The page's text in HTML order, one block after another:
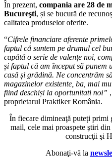
În prezent, compania are 28 de
Bucureşti, și se bucură de
calitatea produselor oferite.
“Cifrele financiare aferente
faptul că suntem pe drumul cel
capătă o serie de valențe noi,
și faptul că am început să punem
casă și grădină. Ne concentrăm
magazinelor existente, ba, mai
fiind deschiși la oportunitati noi”
proprietarul Praktiker România.
În fiecare dimineaţă puteți primi
mail, cele mai proaspete ştiri
construcţii şi
Abonaţi-vă la